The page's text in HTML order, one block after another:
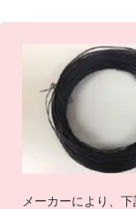
メーカーにより、